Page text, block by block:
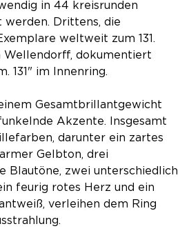
in 44 kreisrunden
werden. Drittens, die
weltweit zum 131.
Wellendorff, dokumentiert
131" im Innenring.
Gesamtbrillantgewicht
Akzente. Insgesamt
darunter ein zartes
Gelbton, drei
Blautöne, zwei unterschiedlich
feurig rotes Herz und ein
verleihen dem Ring